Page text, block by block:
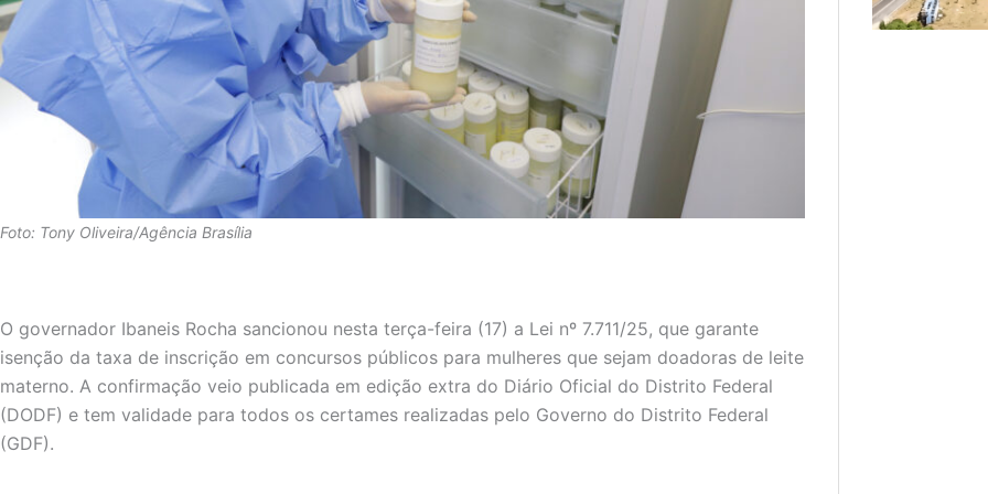
Foto: Tony Oliveira/Agência Brasília
O governador Ibaneis Rocha sancionou nesta terça-feira (17) a Lei nº 7.711/25, que garante
isenção da taxa de inscrição em concursos públicos para mulheres que sejam doadoras de leite
materno. A confirmação veio publicada em edição extra do Diário Oficial do Distrito Federal
(DODF) e tem validade para todos os certames realizadas pelo Governo do Distrito Federal
(GDF).